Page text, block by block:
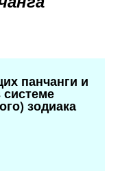
панчанги и
системе
зодиака